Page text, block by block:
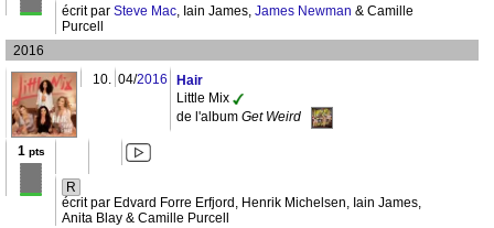
écrit par Steve Mac, Iain James, James Newman & Camille
Purcell
2016
10. 04/2016
Hair
Little Mix
de l'album Get Weird
1 pts
R
écrit par Edvard Forre Erfjord, Henrik Michelsen, Iain James,
Anita Blay & Camille Purcell